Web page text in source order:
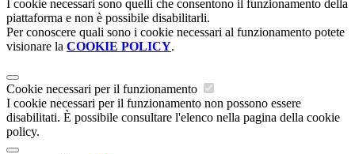
I cookie necessari sono quelli che consentono il funzionamento della
piattaforma e non è possibile disabilitarli.
Per conoscere quali sono i cookie necessari al funzionamento potete
visionare la COOKIE POLICY.
Cookie necessari per il funzionamento
I cookie necessari per il funzionamento non possono essere
disabilitati. È possibile consultare l'elenco nella pagina della cookie
policy.